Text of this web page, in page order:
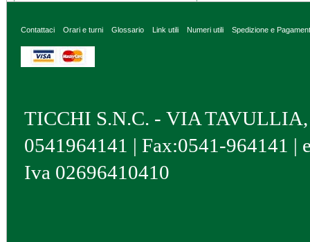
Contattaci Orari e turni Glossario Link utili Numeri utili Spedizione e
TICCHI S.N.C. - VIA TAVULLIA,
0541964141 | Fax:0541-964141 |
Iva 02696410410